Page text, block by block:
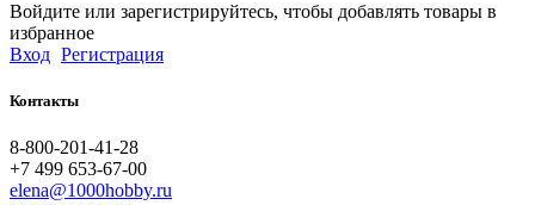
Войдите или зарегистрируйтесь, чтобы добавлять товары в
избранное
Вход Регистрация
Контакты
8-800-201-41-28
+7 499 653-67-00
elena@1000hobby.ru